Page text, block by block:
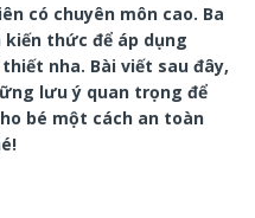
có chuyên môn cao. Ba
thức để áp dụng
nha. Bài viết sau đây,
lưu ý quan trọng để
bé một cách an toàn